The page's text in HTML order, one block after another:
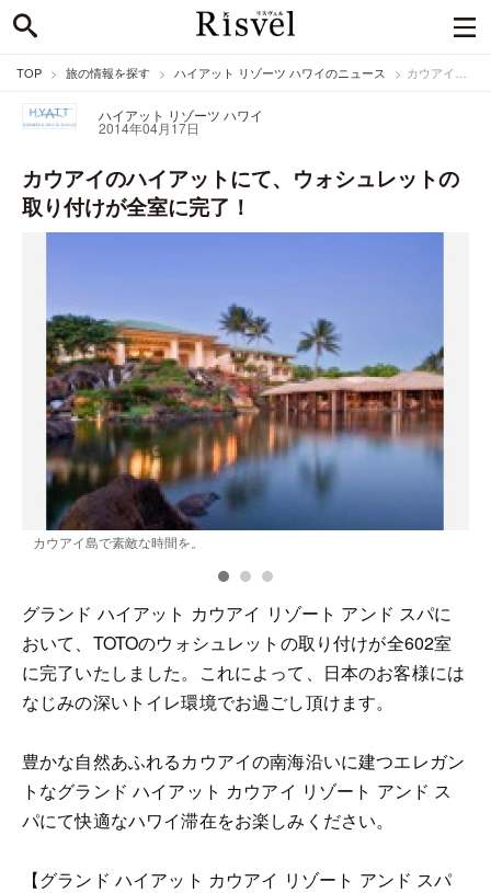
TOP 旅の情報を探す ハイアット リゾーツ ハワイのニュース カウアイのハイアットにて、ウォシュレットの取り付けが全室に完了！
ハイアット リゾーツ ハワイ
2014年04月17日
カウアイのハイアットにて、ウォシュレットの
取り付けが全室に完了！
カウアイ島で素敵な時間を。
グランド ハイアット カウアイ リゾート アンド スパに
おいて、TOTOのウォシュレットの取り付けが全602室
に完了いたしました。これによって、日本のお客様には
なじみの深いトイレ環境でお過ごし頂けます。
豊かな自然あふれるカウアイの南海沿いに建つエレガン
トなグランド ハイアット カウアイ リゾート アンド ス
パにて快適なハワイ滞在をお楽しみください。
【グランド ハイアット カウアイ リゾート アンド スパ